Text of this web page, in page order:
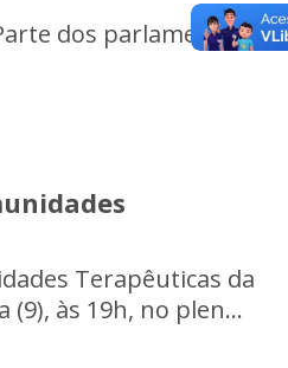
dos parlamentares
Terapêuticas da
às 19h, no plen...